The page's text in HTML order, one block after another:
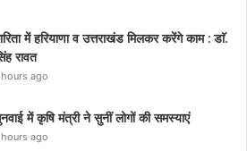
में हरियाणा व उत्तराखंड मिलकर करेंगे काम : डाॅ.
रावत
ago
में कृषि मंत्री ने सुनीं लोगों की समस्याएं
ago